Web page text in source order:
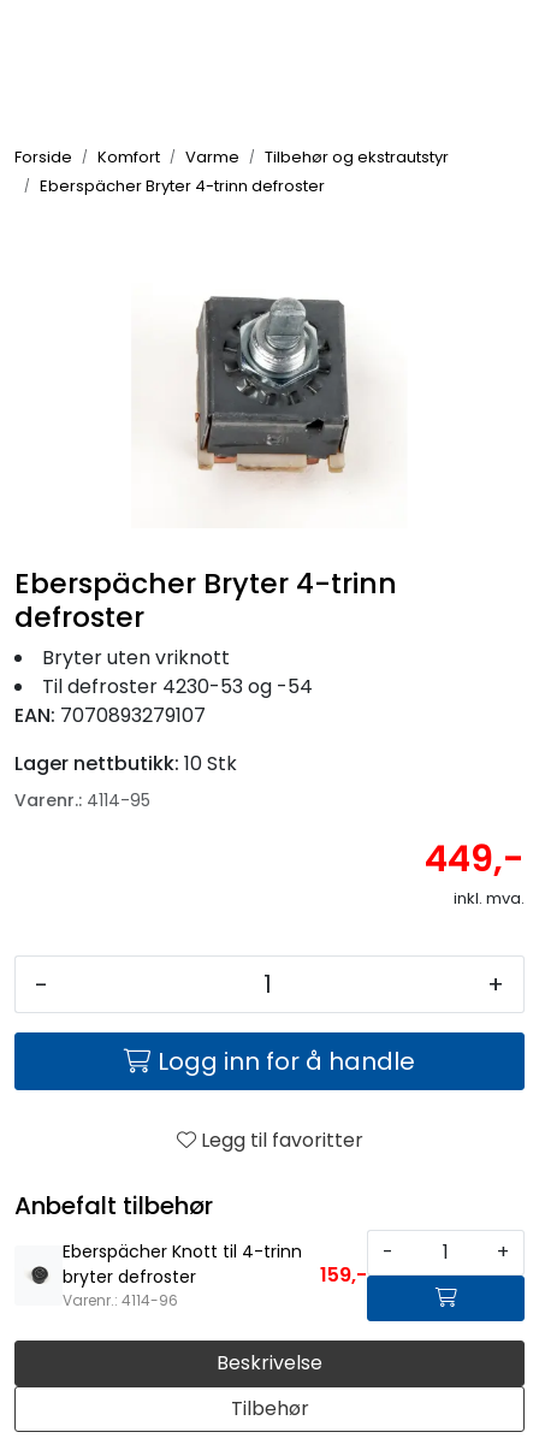
Forside Komfort Varme
Tilbehør og ekstrautstyr
Eberspächer Bryter 4-trinn defroster
Beskrivelse
Tilbehør
Eberspächer Bryter 4-trinn
defroster
Bryter uten vriknott
Til defroster 4230-53 og -54
EAN: 7070893279107
Lager nettbutikk: 10 Stk
Varenr.: 4114-95
449,-
inkl. mva.
- +
Logg inn for å handle
Legg til favoritter
Anbefalt tilbehør
Eberspächer Knott til 4-trinn
bryter defroster
Varenr.: 4114-96
159,-
- +
Elektrisk
Motor/Styring
Fritid/Sikkerhet
Båtpleie/Opplag
Seil